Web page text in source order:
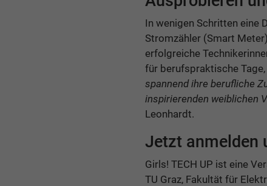
In wenigen Schritten eine
Stromzähler (Smart
erfolgreiche
für berufspraktische
spannend ihre berufliche
inspirierenden weiblichen
Leonhardt.
Jetzt anmelden
Girls! TECH UP ist eine
TU Graz, Fakultät für